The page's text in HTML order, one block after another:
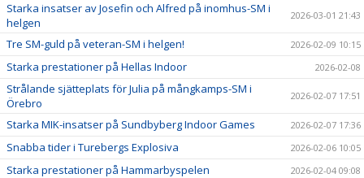
Starka insatser av Josefin och Alfred på inomhus-SM i
helgen
2026-03-01 21:43
Tre SM-guld på veteran-SM i helgen! 2026-02-09 10:15
Starka prestationer på Hellas Indoor 2026-02-08
Strålande sjätteplats för Julia på mångkamps-SM i
Örebro
2026-02-07 17:51
Starka MIK-insatser på Sundbyberg Indoor Games 2026-02-07 17:36
Snabba tider i Turebergs Explosiva 2026-02-06 10:05
Starka prestationer på Hammarbyspelen 2026-02-04 09:08